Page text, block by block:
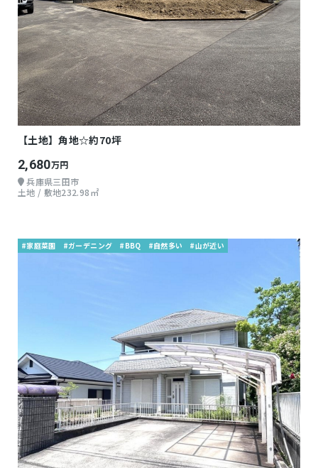
【土地】角地☆約70坪
2,680万円
兵庫県三田市
土地 / 敷地232.98㎡
#家庭菜園 #ガーデニング #BBQ #自然多い #山が近い